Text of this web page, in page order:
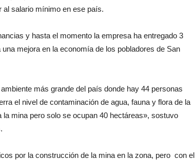
al salario mínimo en ese país.
y hasta el momento la empresa ha entregado 3
mejora en la economía de los pobladores de San
más grande del país donde hay 44 personas
el nivel de contaminación de agua, fauna y flora de la
mina pero solo se ocupan 40 hectáreas», sostuvo
por la construcción de la mina en la zona, pero con el